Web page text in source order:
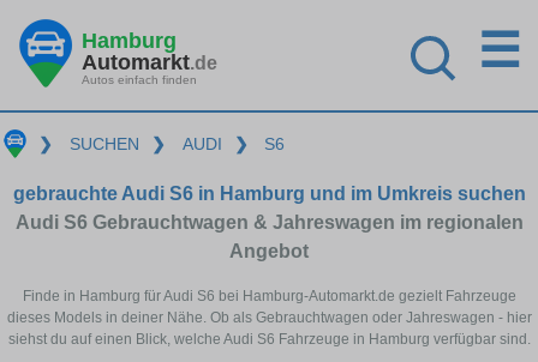
Hamburg
Automarkt.de
Autos einfach finden
☰
❯ SUCHEN ❯ AUDI ❯ S6
gebrauchte Audi S6 in Hamburg und im Umkreis suchen
Audi S6 Gebrauchtwagen & Jahreswagen im regionalen
Angebot
Finde in Hamburg für Audi S6 bei Hamburg-Automarkt.de gezielt Fahrzeuge
dieses Models in deiner Nähe. Ob als Gebrauchtwagen oder Jahreswagen - hier
siehst du auf einen Blick, welche Audi S6 Fahrzeuge in Hamburg verfügbar sind.